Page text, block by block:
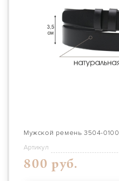
Мужской ремень 3504-0100
Артикул
800 руб.